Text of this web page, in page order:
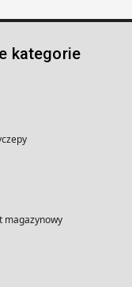
kategorie
magazynowy